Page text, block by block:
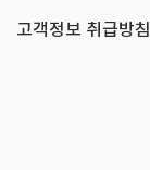
고객정보 취급방침